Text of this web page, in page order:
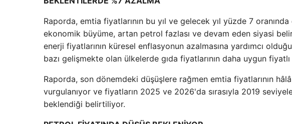
Raporda, emtia fiyatlarının bu yıl ve gelecek yıl yüzde 7
ekonomik büyüme, artan petrol fazlası ve devam eden siyasi
enerji fiyatlarının küresel enflasyonun azalmasına yardımcı
bazı gelişmekte olan ülkelerde gıda fiyatlarının daha uygun
Raporda, son dönemdeki düşüşlere rağmen emtia fiyatlarının
vurgulanıyor ve fiyatların 2025 ve 2026'da sırasıyla 2019
beklendiği belirtiliyor.